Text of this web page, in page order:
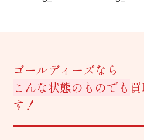
ゴールディーズなら
こんな状態のものでも
す！